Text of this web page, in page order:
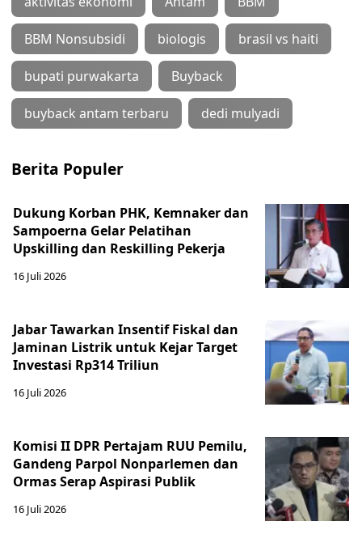
BBM Nonsubsidi biologis brasil vs haiti
bupati purwakarta Buyback
buyback antam terbaru dedi mulyadi
Berita Populer
Dukung Korban PHK, Kemnaker dan
Sampoerna Gelar Pelatihan
Upskilling dan Reskilling Pekerja
16 Juli 2026
Jabar Tawarkan Insentif Fiskal dan
Jaminan Listrik untuk Kejar Target
Investasi Rp314 Triliun
16 Juli 2026
Komisi II DPR Pertajam RUU Pemilu,
Gandeng Parpol Nonparlemen dan
Ormas Serap Aspirasi Publik
16 Juli 2026